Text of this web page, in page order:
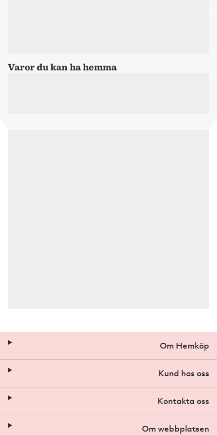
Varor du kan ha hemma
Om Hemköp
Kund hos oss
Kontakta oss
Om webbplatsen